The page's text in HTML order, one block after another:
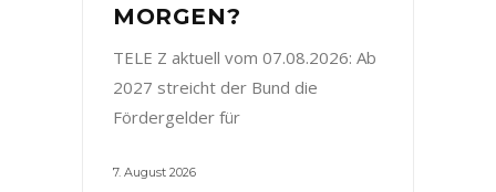
MORGEN?
TELE Z aktuell vom 07.08.2026: Ab
2027 streicht der Bund die
Fördergelder für
7. August 2026